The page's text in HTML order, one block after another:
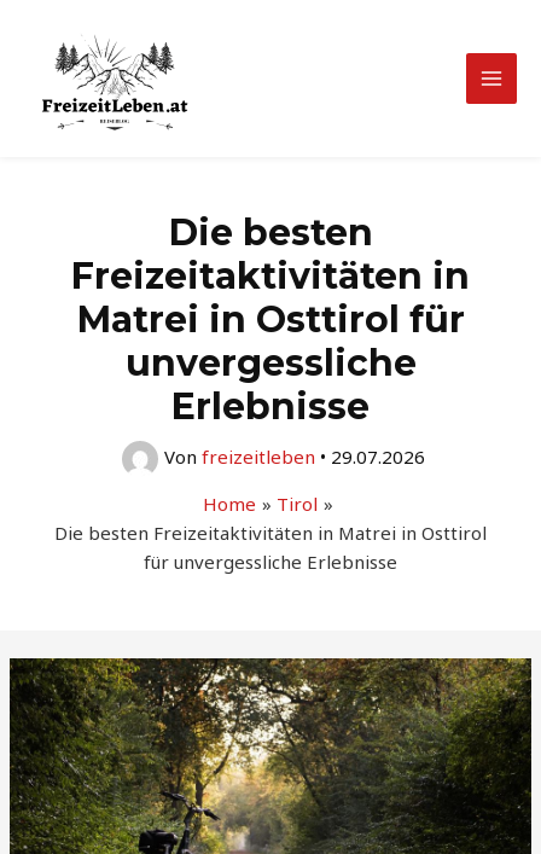
springen
Main
Die besten
Freizeitaktivitäten in
Matrei in Osttirol für
unvergessliche
Erlebnisse
Von freizeitleben • 29.07.2026
Home
Tirol
Die besten Freizeitaktivitäten in Matrei in Osttirol
für unvergessliche Erlebnisse